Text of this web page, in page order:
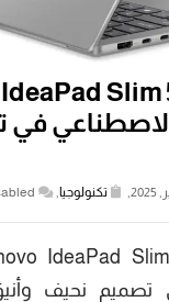
Slim
الاصطناعي في
تكنولوجيا,